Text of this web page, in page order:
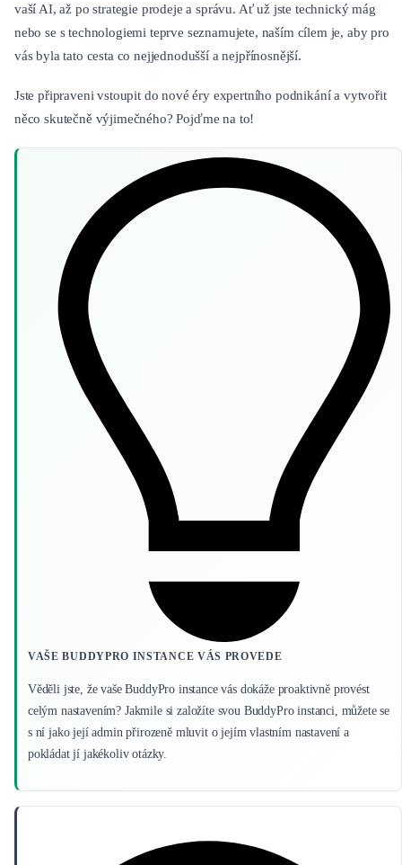
vaší AI, až po strategie prodeje a správu. Ať už jste technický mág
nebo se s technologiemi teprve seznamujete, naším cílem je, aby pro
vás byla tato cesta co nejjednodušší a nejpřínosnější.
Jste připraveni vstoupit do nové éry expertního podnikání a vytvořit
něco skutečně výjimečného? Pojďme na to!
VAŠE BUDDYPRO INSTANCE VÁS PROVEDE
Věděli jste, že vaše BuddyPro instance vás dokáže proaktivně provést
celým nastavením? Jakmile si založíte svou BuddyPro instanci, můžete se
s ní jako její admin přirozeně mluvit o jejím vlastním nastavení a
pokládat jí jakékoliv otázky.